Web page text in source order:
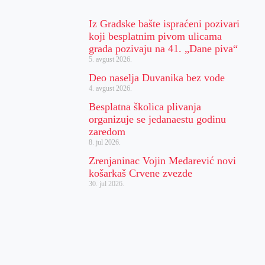
Iz Gradske bašte ispraćeni pozivari
koji besplatnim pivom ulicama
grada pozivaju na 41. „Dane piva“
5. avgust 2026.
Deo naselja Duvanika bez vode
4. avgust 2026.
Besplatna školica plivanja
organizuje se jedanaestu godinu
zaredom
8. jul 2026.
Zrenjaninac Vojin Medarević novi
košarkaš Crvene zvezde
30. jul 2026.